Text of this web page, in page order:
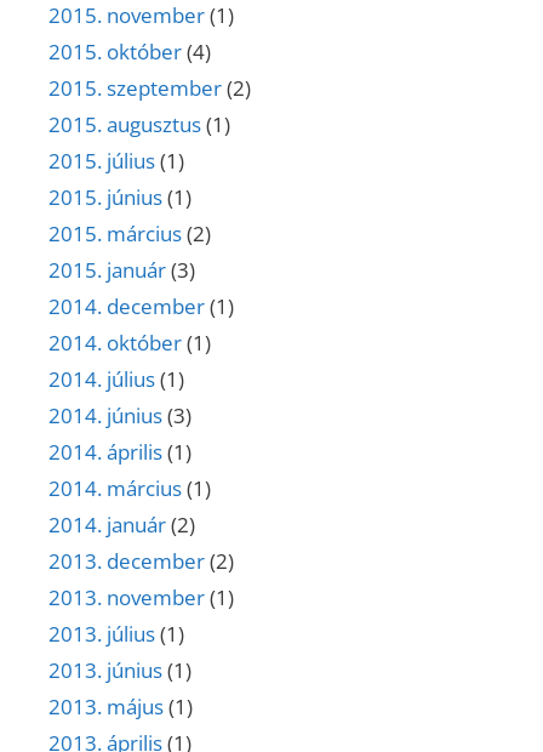
2015. november(1)
2015. október(4)
2015. szeptember(2)
2015. augusztus(1)
2015. július(1)
2015. június(1)
2015. március(2)
2015. január(3)
2014. december(1)
2014. október(1)
2014. július(1)
2014. június(3)
2014. április(1)
2014. március(1)
2014. január(2)
2013. december(2)
2013. november(1)
2013. július(1)
2013. június(1)
2013. május(1)
2013. április(1)